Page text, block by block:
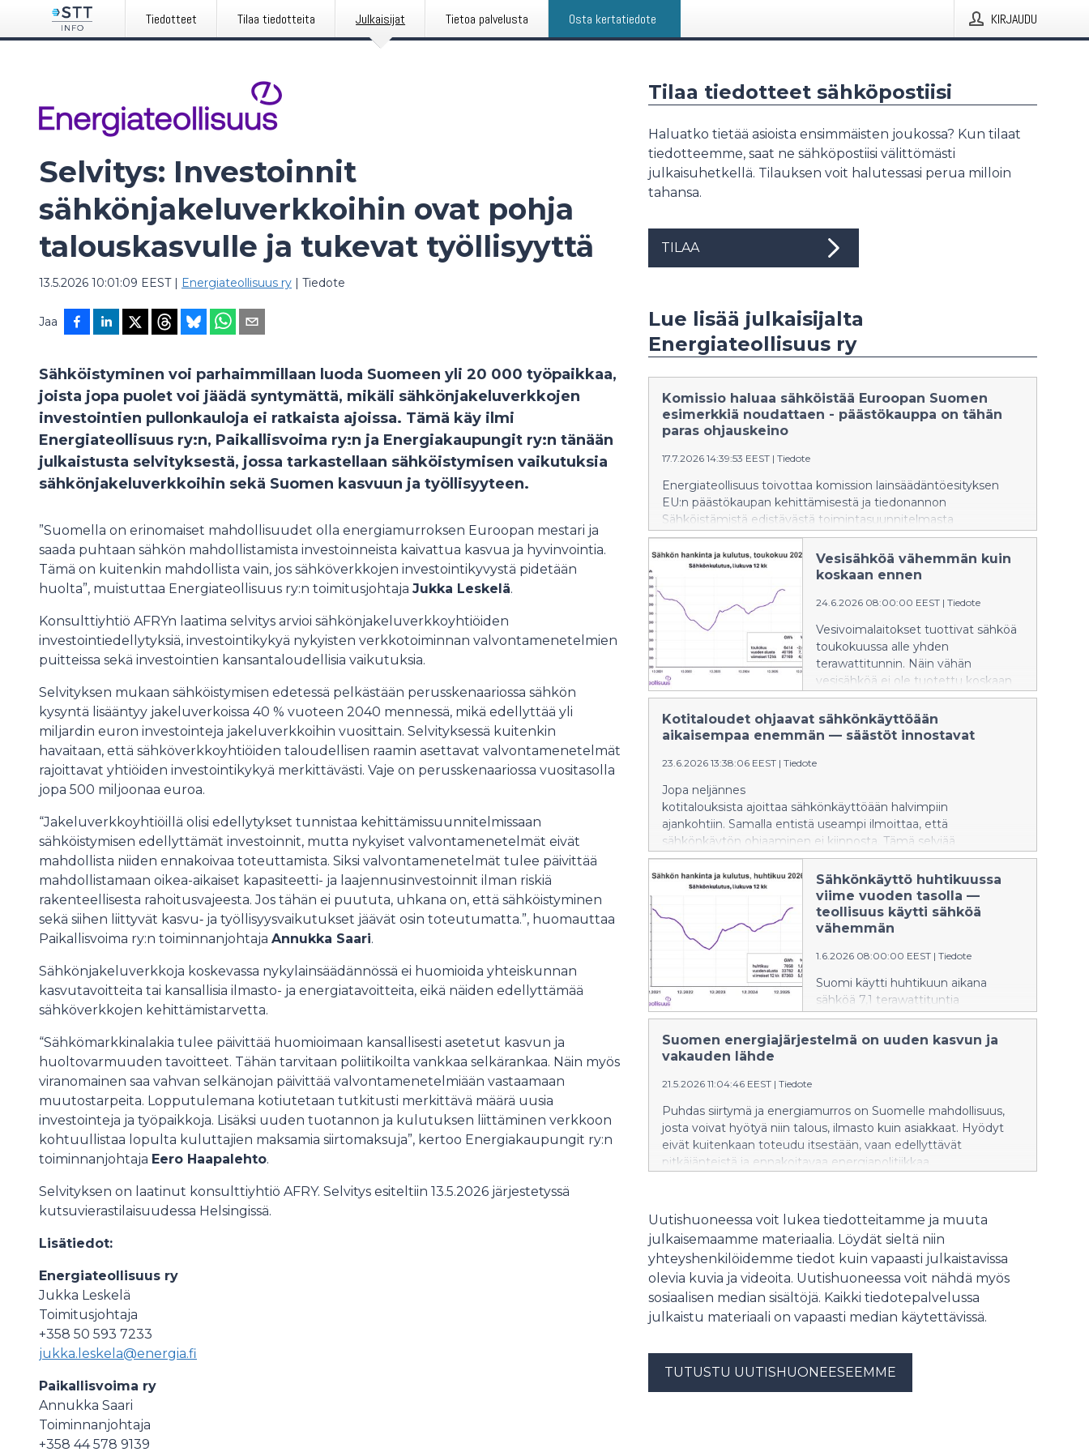
Tiedotteet Tilaa tiedotteita Julkaisijat Tietoa palvelusta Osta kertatiedote KIRJAUDU
Selvitys: Investoinnit
sähkönjakeluverkkoihin ovat pohja
talouskasvulle ja tukevat työllisyyttä
13.5.2026 10:01:09 EEST| Energiateollisuus ry | Tiedote
Jaa
Sähköistyminen voi parhaimmillaan luoda Suomeen yli 20 000 työpaikkaa,
joista jopa puolet voi jäädä syntymättä, mikäli sähkönjakeluverkkojen
investointien pullonkauloja ei ratkaista ajoissa. Tämä käy ilmi
Energiateollisuus ry:n, Paikallisvoima ry:n ja Energiakaupungit ry:n tänään
julkaistusta selvityksestä, jossa tarkastellaan sähköistymisen vaikutuksia
sähkönjakeluverkkoihin sekä Suomen kasvuun ja työllisyyteen.
”Suomella on erinomaiset mahdollisuudet olla energiamurroksen Euroopan mestari ja
saada puhtaan sähkön mahdollistamista investoinneista kaivattua kasvua ja hyvinvointia.
Tämä on kuitenkin mahdollista vain, jos sähköverkkojen investointikyvystä pidetään
huolta”, muistuttaa Energiateollisuus ry:n toimitusjohtaja Jukka Leskelä.
Konsulttiyhtiö AFRYn laatima selvitys arvioi sähkönjakeluverkkoyhtiöiden
investointiedellytyksiä, investointikykyä nykyisten verkkotoiminnan valvontamenetelmien
puitteissa sekä investointien kansantaloudellisia vaikutuksia.
Selvityksen mukaan sähköistymisen edetessä pelkästään perusskenaariossa sähkön
kysyntä lisääntyy jakeluverkoissa 40 % vuoteen 2040 mennessä, mikä edellyttää yli
miljardin euron investointeja jakeluverkkoihin vuosittain. Selvityksessä kuitenkin
havaitaan, että sähköverkkoyhtiöiden taloudellisen raamin asettavat valvontamenetelmät
rajoittavat yhtiöiden investointikykyä merkittävästi. Vaje on perusskenaariossa vuositasolla
jopa 500 miljoonaa euroa.
“Jakeluverkkoyhtiöillä olisi edellytykset tunnistaa kehittämissuunnitelmissaan
sähköistymisen edellyttämät investoinnit, mutta nykyiset valvontamenetelmät eivät
mahdollista niiden ennakoivaa toteuttamista. Siksi valvontamenetelmät tulee päivittää
mahdollistamaan oikea-aikaiset kapasiteetti- ja laajennusinvestoinnit ilman riskiä
rakenteellisesta rahoitusvajeesta. Jos tähän ei puututa, uhkana on, että sähköistyminen
sekä siihen liittyvät kasvu‑ ja työllisyysvaikutukset jäävät osin toteutumatta.”, huomauttaa
Paikallisvoima ry:n toiminnanjohtaja Annukka Saari.
Sähkönjakeluverkkoja koskevassa nykylainsäädännössä ei huomioida yhteiskunnan
kasvutavoitteita tai kansallisia ilmasto- ja energiatavoitteita, eikä näiden edellyttämää
sähköverkkojen kehittämistarvetta.
“Sähkömarkkinalakia tulee päivittää huomioimaan kansallisesti asetetut kasvun ja
huoltovarmuuden tavoitteet. Tähän tarvitaan poliitikoilta vankkaa selkärankaa. Näin myös
viranomainen saa vahvan selkänojan päivittää valvontamenetelmiään vastaamaan
muutostarpeita. Lopputulemana kotiutetaan tutkitusti merkittävä määrä uusia
investointeja ja työpaikkoja. Lisäksi uuden tuotannon ja kulutuksen liittäminen verkkoon
kohtuullistaa lopulta kuluttajien maksamia siirtomaksuja”, kertoo Energiakaupungit ry:n
toiminnanjohtaja Eero Haapalehto.
Selvityksen on laatinut konsulttiyhtiö AFRY. Selvitys esiteltiin 13.5.2026 järjestetyssä
kutsuvierastilaisuudessa Helsingissä.
Lisätiedot:
Energiateollisuus ry
Jukka Leskelä
Toimitusjohtaja
+358 50 593 7233
jukka.leskela@energia.fi
Paikallisvoima ry
Annukka Saari
Toiminnanjohtaja
+358 44 578 9139
Tilaa tiedotteet sähköpostiisi
Haluatko tietää asioista ensimmäisten joukossa? Kun tilaat
tiedotteemme, saat ne sähköpostiisi välittömästi
julkaisuhetkellä. Tilauksen voit halutessasi perua milloin
tahansa.
TILAA
Lue lisää julkaisijalta
Energiateollisuus ry
Komissio haluaa sähköistää Euroopan Suomen
esimerkkiä noudattaen - päästökauppa on tähän
paras ohjauskeino
17.7.2026 14:39:53 EEST | Tiedote
Energiateollisuus toivottaa komission lainsäädäntöesityksen
EU:n päästökaupan kehittämisestä ja tiedonannon
Sähköistämistä edistävästä toimintasuunnitelmasta
tervetulleeksi, mutta kannustaa kunnianhimoisempaan
politiikkaan. Päästökauppa on EU:n ilmastopolitiikan keskeisin
väline myös 2030-luvulla ja sähköistyminen on Euroopan tie
kohti strategista autonomiaa ja resilienssiä.
Vesisähköä vähemmän kuin
koskaan ennen
24.6.2026 08:00:00 EEST | Tiedote
Vesivoimalaitokset tuottivat sähköä
toukokuussa alle yhden
terawattitunnin. Näin vähän
vesisähköä ei ole tuotettu koskaan
aikaisemmin toukokuussa, joka
on yleinen tulvakuukausi. Tämä selviää
ry:n sähkötilastosta.
Kotitaloudet ohjaavat sähkönkäyttöään
aikaisempaa enemmän — säästöt innostavat
23.6.2026 13:38:06 EEST | Tiedote
Jopa neljännes
kotitalouksista ajoittaa sähkönkäyttöään halvimpiin
ajankohtiin. Samalla entistä useampi ilmoittaa, että
sähkönkäytön ohjaaminen ei kiinnosta. Tämä selviää
Energiateollisuus ry:n teettämästä Sähkömarkkinat 2026 -
tutkimuksesta.
Sähkönkäyttö huhtikuussa
viime vuoden tasolla —
teollisuus käytti sähköä
vähemmän
1.6.2026 08:00:00 EEST | Tiedote
Suomi käytti huhtikuun aikana
sähköä 7,1 terawattituntia
— hitusen enemmän kuin viime
vuoden huhtikuussa. Teollisuuden
prosesseissa sähköä kului vähemmän,
Suomen energiajärjestelmä on uuden kasvun ja
vakauden lähde
21.5.2026 11:04:46 EEST | Tiedote
Puhdas siirtymä ja energiamurros on Suomelle mahdollisuus,
josta voivat hyötyä niin talous, ilmasto kuin asiakkaat. Hyödyt
eivät kuitenkaan toteudu itsestään, vaan edellyttävät
pitkäjänteistä ja ennakoitavaa energiapolitiikkaa.
Uutishuoneessa voit lukea tiedotteitamme ja muuta
julkaisemaamme materiaalia. Löydät sieltä niin
yhteyshenkilöidemme tiedot kuin vapaasti julkaistavissa
olevia kuvia ja videoita. Uutishuoneessa voit nähdä myös
sosiaalisen median sisältöjä. Kaikki tiedotepalvelussa
julkaistu materiaali on vapaasti median käytettävissä.
TUTUSTU UUTISHUONEESEEMME